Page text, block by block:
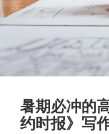
暑期必冲的
约时报》写